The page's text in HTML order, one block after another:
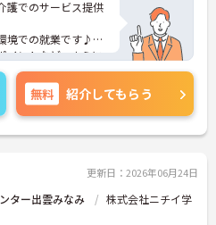
護でのサービス提供
境での就業です♪
イントなど、さらに
気軽にご相談くださ
無料 紹介してもらう
更新日：2026年06月24日
ター出雲みなみ
株式会社ニチイ学